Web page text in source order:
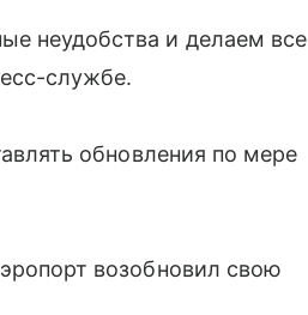
неудобства и делаем все
службе.
обновления по мере
возобновил свою